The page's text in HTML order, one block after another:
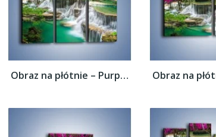
Obraz na płótnie – Purpurowy las i...